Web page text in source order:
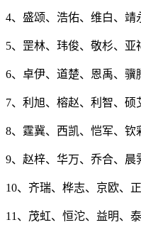
4、盛颂、浩佑、维白、靖
5、罡林、玮俊、敬杉、亚
6、卓伊、道楚、恩禹、骥
7、利旭、榕赵、利智、硕
8、霆冀、西凯、恺军、钦
9、赵梓、华万、乔合、晨
10、齐瑞、桦志、京欧、
11、茂虹、恒沱、益明、